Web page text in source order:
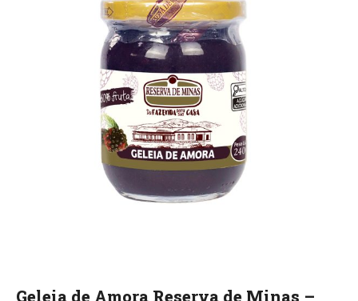
Geleia de Amora Reserva de Minas –